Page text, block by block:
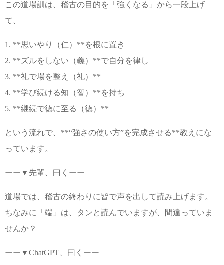
この道場訓は、稽古の目的を「強くなる」から一段上げ
て、
1. **思いやり（仁）**を根に置き
2. **ズルをしない（義）**で自分を律し
3. **礼で場を整え（礼）**
4. **学び続ける知（智）**を持ち
5. **継続で徳に至る（徳）**
という流れで、**“強さの使い方”を完成させる**教えにな
っています。
ーー▼先輩、曰くーー
道場では、稽古の終わりに皆で声を出して読み上げます。
ちなみに「端」は、タンと読んでいますが、間違っていま
せんか？
ーー▼ChatGPT、曰くーー